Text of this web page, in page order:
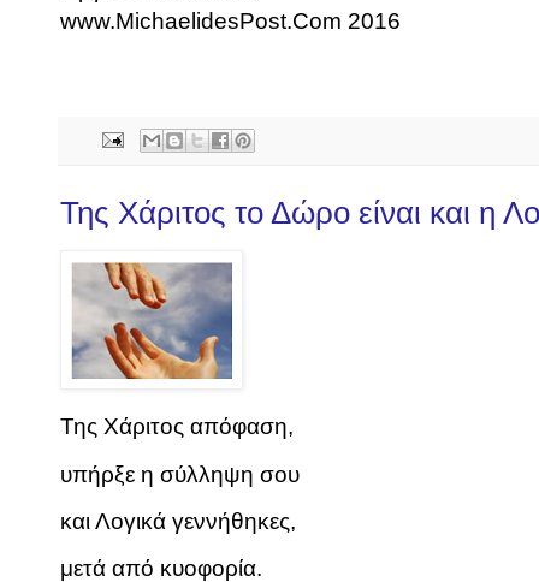
www.MichaelidesPost.Com 2016
Της Χάριτος το Δώρο είναι και η
Της Χάριτος απόφαση,
υπήρξε η σύλληψη σου
και Λογικά γεννήθηκες,
μετά από κυοφορία.